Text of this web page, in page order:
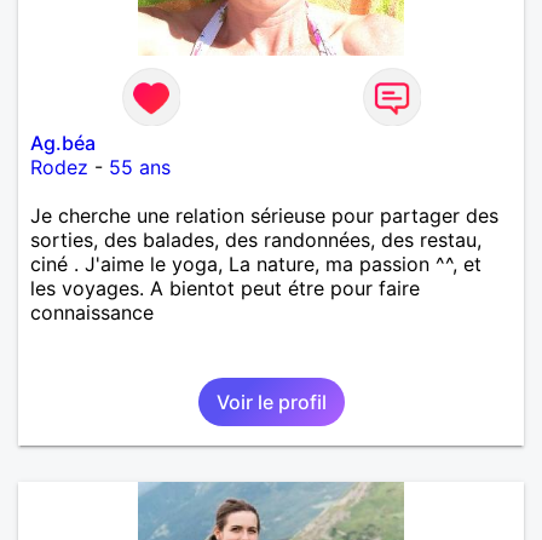
Ag.béa
Rodez - 55 ans
Je cherche une relation sérieuse pour partager des
sorties, des balades, des randonnées, des restau,
ciné . J'aime le yoga, La nature, ma passion ^^, et
les voyages. A bientot peut étre pour faire
connaissance
Voir le profil